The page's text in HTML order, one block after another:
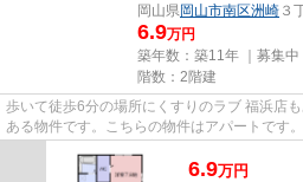
岡山県岡山市南区洲崎 ３
6.9万円
築年数：築11年 ｜募集中
階数：2階建
歩いて徒歩6分の場所にくすりのラブ 福浜店
ある物件です。こちらの物件はアパートです
6.9万円